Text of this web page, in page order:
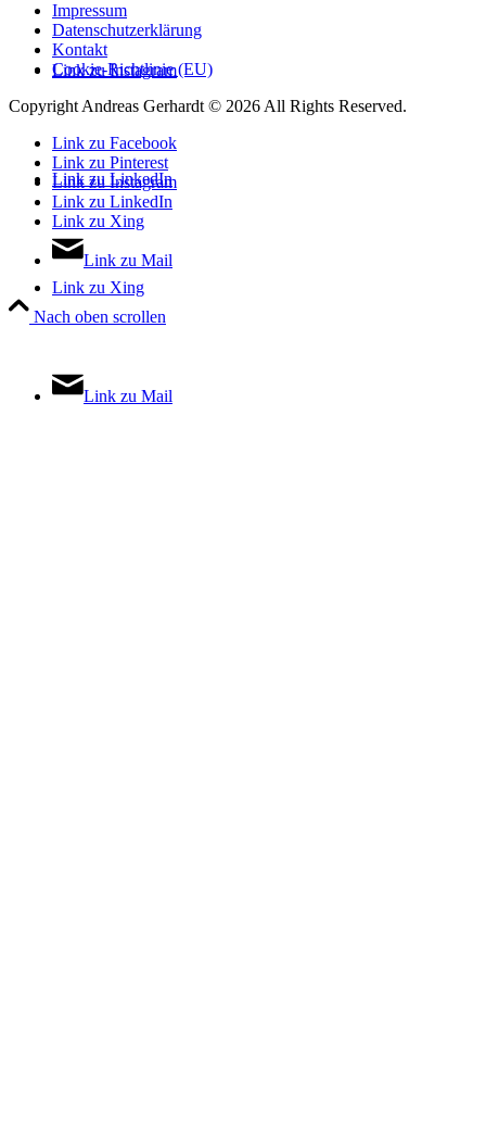
Link zu Instagram
Link zu LinkedIn
Link zu Xing
Link zu Mail
Impressum
Datenschutzerklärung
Kontakt
Cookie-Richtlinie (EU)
Copyright Andreas Gerhardt © 2026 All Rights Reserved.
Link zu Facebook
Link zu Pinterest
Link zu Instagram
Link zu LinkedIn
Link zu Xing
Link zu Mail
Nach oben scrollen